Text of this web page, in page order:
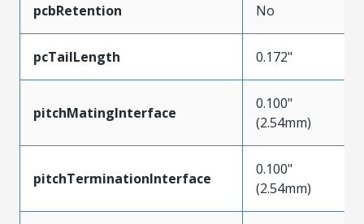
pcbRetention No
pcTailLength 0.172"
pitchMatingInterface
0.100"
(2.54mm)
pitchTerminationInterface
0.100"
(2.54mm)